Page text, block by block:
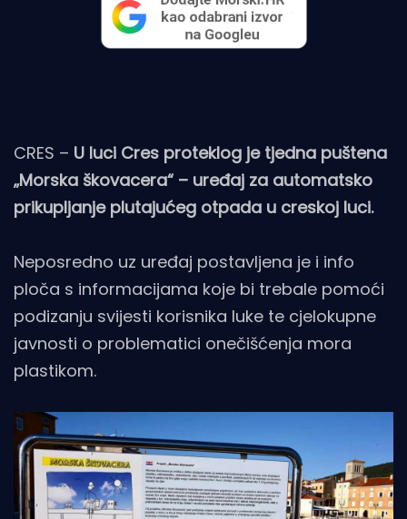
CRES – U luci Cres proteklog je tjedna puštena
„Morska škovacera“ – uređaj za automatsko
prikupljanje plutajućeg otpada u creskoj luci.
Neposredno uz uređaj postavljena je i info
ploča s informacijama koje bi trebale pomoći
podizanju svijesti korisnika luke te cjelokupne
javnosti o problematici onečišćenja mora
plastikom.